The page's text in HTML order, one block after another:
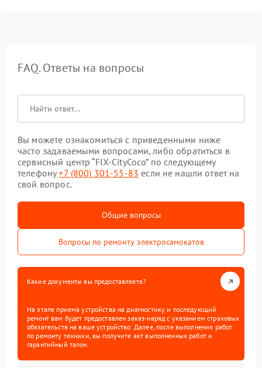
FAQ. Ответы на вопросы
Вы можете ознакомиться с приведенными ниже
часто задаваемыми вопросами, либо обратиться в
сервисный центр “FIX-CityCoco” по следующему
телефону+7 (800) 301-55-83 если не нашли ответ на
свой вопрос.
Общие вопросы
Вопросы по ремонту электросамокатов
Какие документы вы предоставляете?
На этапе приема устройства на диагностику и последующий
ремонт вам будет предоставлен заказ-наряд с указанием страховых
обязательств на ваше устройство. Далее, после выполнения работ
по ремонту техники, вы получите акт выполненных работ и
гарантийный талон.